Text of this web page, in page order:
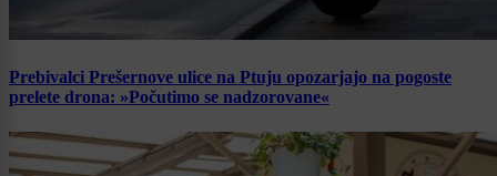
Prebivalci Prešernove ulice na Ptuju opozarjajo na pogoste
prelete drona: »Počutimo se nadzorovane«